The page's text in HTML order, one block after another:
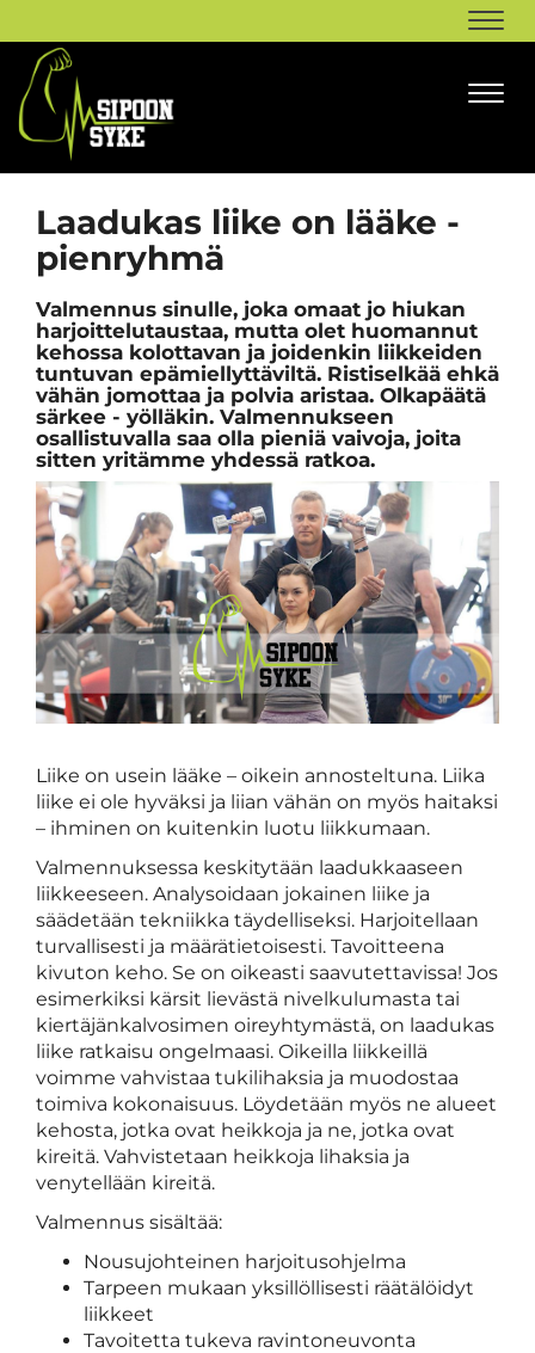
Laadukas liike on lääke -
pienryhmä
Valmennus sinulle, joka omaat jo hiukan
harjoittelutaustaa, mutta olet huomannut
kehossa kolottavan ja joidenkin liikkeiden
tuntuvan epämiellyttäviltä. Ristiselkää ehkä
vähän jomottaa ja polvia aristaa. Olkapäätä
särkee - yölläkin. Valmennukseen
osallistuvalla saa olla pieniä vaivoja, joita
sitten yritämme yhdessä ratkoa.
Liike on usein lääke – oikein annosteltuna. Liika
liike ei ole hyväksi ja liian vähän on myös haitaksi
– ihminen on kuitenkin luotu liikkumaan.
Valmennuksessa keskitytään laadukkaaseen
liikkeeseen. Analysoidaan jokainen liike ja
säädetään tekniikka täydelliseksi. Harjoitellaan
turvallisesti ja määrätietoisesti. Tavoitteena
kivuton keho. Se on oikeasti saavutettavissa! Jos
esimerkiksi kärsit lievästä nivelkulumasta tai
kiertäjänkalvosimen oireyhtymästä, on laadukas
liike ratkaisu ongelmaasi. Oikeilla liikkeillä
voimme vahvistaa tukilihaksia ja muodostaa
toimiva kokonaisuus. Löydetään myös ne alueet
kehosta, jotka ovat heikkoja ja ne, jotka ovat
kireitä. Vahvistetaan heikkoja lihaksia ja
venytellään kireitä.
Valmennus sisältää:
Nousujohteinen harjoitusohjelma
Tarpeen mukaan yksillöllisesti räätälöidyt
liikkeet
Tavoitetta tukeva ravintoneuvonta